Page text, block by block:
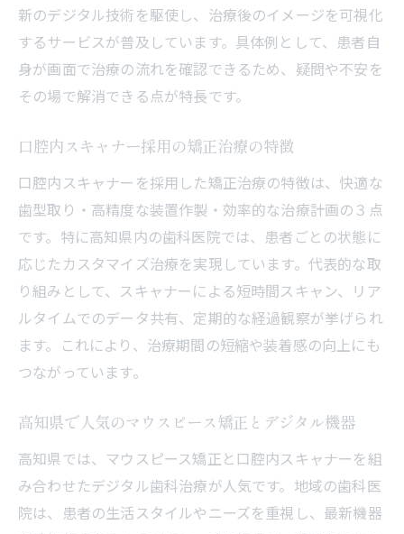
新のデジタル技術を駆使し、治療後のイメージを可視化
するサービスが普及しています。具体例として、患者自
身が画面で治療の流れを確認できるため、疑問や不安を
その場で解消できる点が特長です。
口腔内スキャナー採用の矯正治療の特徴
口腔内スキャナーを採用した矯正治療の特徴は、快適な
歯型取り・高精度な装置作製・効率的な治療計画の３点
です。特に高知県内の歯科医院では、患者ごとの状態に
応じたカスタマイズ治療を実現しています。代表的な取
り組みとして、スキャナーによる短時間スキャン、リア
ルタイムでのデータ共有、定期的な経過観察が挙げられ
ます。これにより、治療期間の短縮や装着感の向上にも
つながっています。
高知県で人気のマウスピース矯正とデジタル機器
高知県では、マウスピース矯正と口腔内スキャナーを組
み合わせたデジタル歯科治療が人気です。地域の歯科医
院は、患者の生活スタイルやニーズを重視し、最新機器